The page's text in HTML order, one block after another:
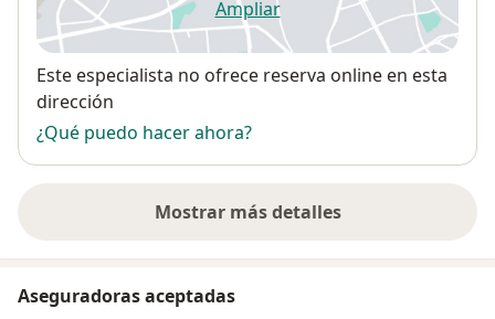
Ampliarse abre en una nueva
Disponibilidad
Este especialista no ofrece reserva online en esta
dirección
¿Qué puedo hacer ahora?
Mostrar más detalles
sobre la dirección
Aseguradoras aceptadas